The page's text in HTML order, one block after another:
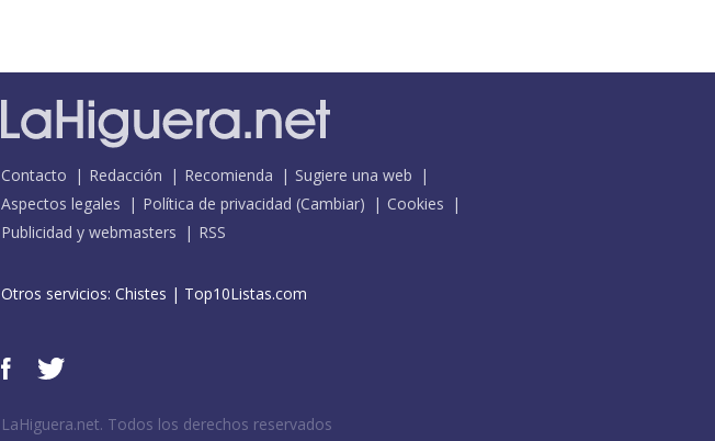
Contacto Redacción Recomienda
Sugiere una web
Aspectos legales
Política de privacidad (Cambiar)
Cookies
Publicidad y webmasters
RSS
Otros servicios: Chistes | Top10Listas.com
LaHiguera.net. Todos los derechos reservados